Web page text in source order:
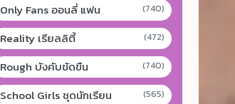
Only Fans ออนลี่ แฟน (740)
Reality เรียลลิตี้ (472)
Rough บังคับขัดขืน (740)
School Girls ชุดนักเรียน (565)